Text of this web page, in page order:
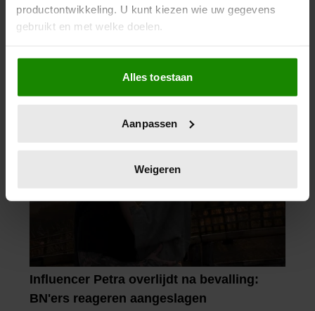
productontwikkeling. U kunt kiezen wie uw gegevens
gebruikt en met welke doelen.
Als u het toestaat, willen we ook graag:
Informatie verzamelen over uw geografische
locatie, die tot een paar meter nauwkeurig kan zijn
scannen op specifieke eigenschappen (fingerprinting)
verwerkt en stel uw voorkeuren in het
intrekken in de Cookieverklaring.
We gebruiken cookies om content en advertenties te
en om ons websiteverkeer te analyseren. Ook delen we
informatie over uw gebruik van onze site met onze
partners voor social media, adverteren en analyse. Deze
Alles toestaan
Aanpassen
Weigeren